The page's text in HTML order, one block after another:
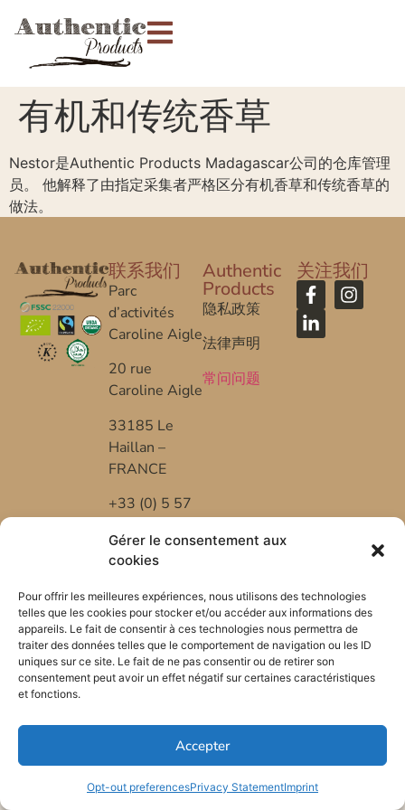
Gérer le consentement aux
cookies
Pour offrir les meilleures expériences, nous utilisons des technologies
telles que les cookies pour stocker et/ou accéder aux informations des
appareils. Le fait de consentir à ces technologies nous permettra de
traiter des données telles que le comportement de navigation ou les ID
uniques sur ce site. Le fait de ne pas consentir ou de retirer son
consentement peut avoir un effet négatif sur certaines caractéristiques
et fonctions.
Accepter
Opt-out preferencesPrivacy StatementImprint
有机和传统香草
Nestor是Authentic Products Madagascar公司的仓库管理
员。 他解释了由指定采集者严格区分有机香草和传统香草的
做法。
联系我们
Parc
d’activités
Caroline Aigle
20 rue
Caroline Aigle
33185 Le
Haillan –
FRANCE
+33 (0) 5 57
*FR-BIO-01
Authentic
Products
隐私政策
法律声明
常问问题
关注我们